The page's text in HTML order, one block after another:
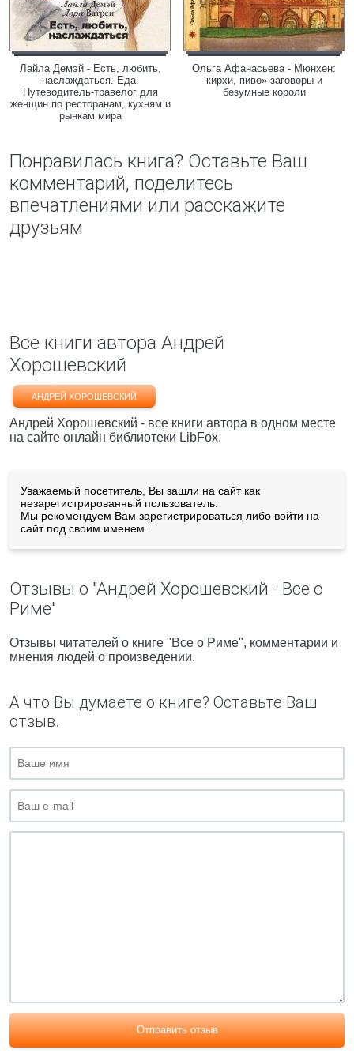
Лайла Демэй - Есть, любить,
наслаждаться. Еда.
Путеводитель-травелог для
женщин по ресторанам, кухням и
рынкам мира
Ольга Афанасьева - Мюнхен:
кирхи, пиво» заговоры и
безумные короли
Понравилась книга? Оставьте Ваш
комментарий, поделитесь
впечатлениями или расскажите
друзьям
Все книги автора Андрей
Хорошевский
АНДРЕЙ ХОРОШЕВСКИЙ
Андрей Хорошевский - все книги автора в одном месте
на сайте онлайн библиотеки LibFox.
Уважаемый посетитель, Вы зашли на сайт как
незарегистрированный пользователь.
Мы рекомендуем Вам зарегистрироваться либо войти на
сайт под своим именем.
Отзывы о "Андрей Хорошевский - Все о
Риме"
Отзывы читателей о книге "Все о Риме", комментарии и
мнения людей о произведении.
А что Вы думаете о книге? Оставьте Ваш
отзыв.
Отправить отзыв